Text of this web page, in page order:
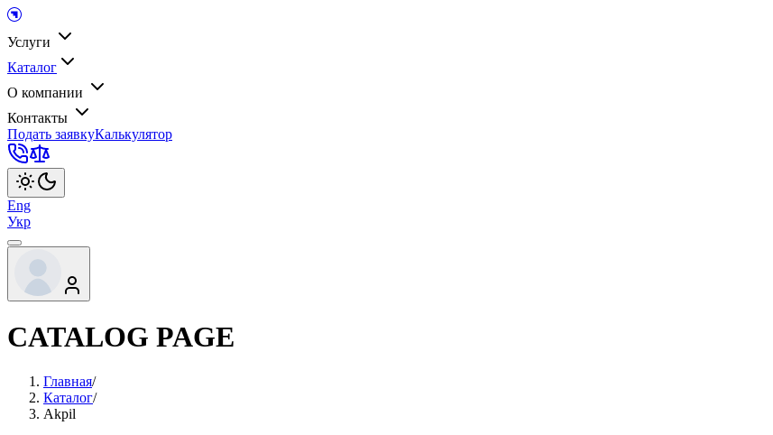
Услуги
Каталог
О компании
Контакты
Подать заявкуКалькулятор
Eng
Укр
CATALOG PAGE
Главная/
Каталог/
Akpil